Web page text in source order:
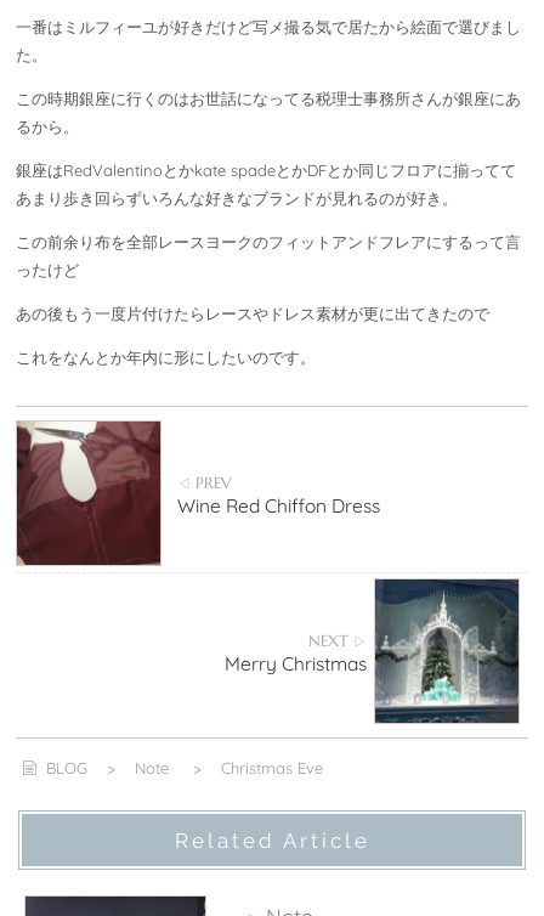
一番はミルフィーユが好きだけど写メ撮る気で居たから絵面で選びまし
た。
この時期銀座に行くのはお世話になってる税理士事務所さんが銀座にあ
るから。
銀座はRedValentinoとかkate spadeとかDFとか同じフロアに揃ってて
あまり歩き回らずいろんな好きなブランドが見れるのが好き。
この前余り布を全部レースヨークのフィットアンドフレアにするって言
ったけど
あの後もう一度片付けたらレースやドレス素材が更に出てきたので
これをなんとか年内に形にしたいのです。
◁ PREV
Wine Red Chiffon Dress
NEXT ▷
Merry Christmas
BLOG > Note > Christmas Eve
Related Article